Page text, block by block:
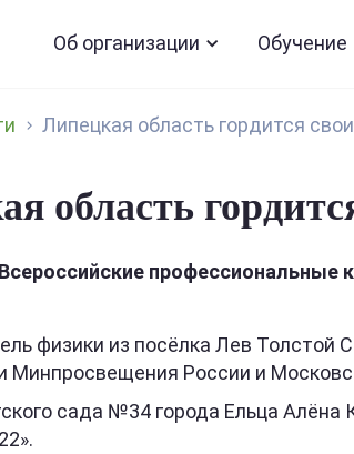
Об организации Обучение
Липецкая область гордится
область
профессиональные
физики из посёлка Лев
Минпросвещения России и
сада №34 города Ельца Алёна